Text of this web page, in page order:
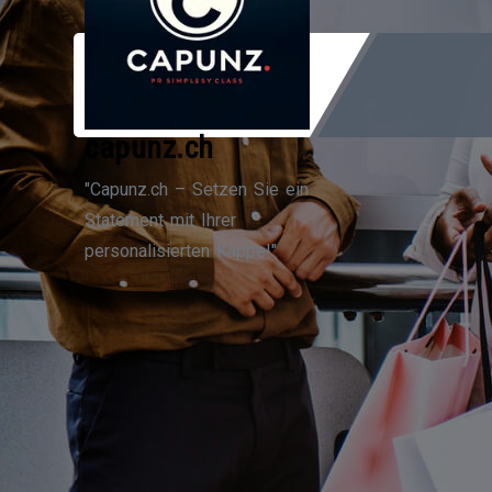
Zum
Inhalt
capunz.ch
"Capunz.ch – Setzen Sie ein
Statement mit Ihrer
personalisierten Kappe!"